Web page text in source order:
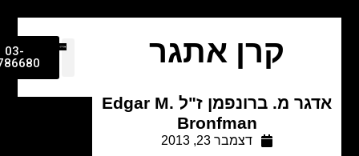
קרן אתגר
אדגר מ. ברונפמן ז"ל Edgar M.
Bronfman
דצמבר 23, 2013
03-
9786680